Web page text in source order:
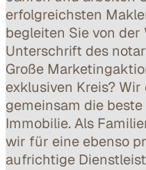
erfolgreichsten
begleiten Sie von
Unterschrift des
Große
exklusiven Kreis?
gemeinsam die
Immobilie. Als
wir für eine ebenso
aufrichtige